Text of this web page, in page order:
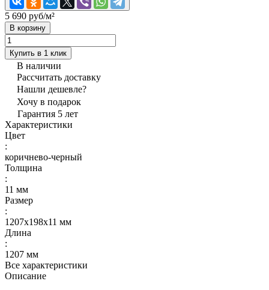
5 690 руб/м²
В корзину
Купить в 1 клик
В наличии
Рассчитать доставку
Нашли дешевле?
Хочу в подарок
Гарантия 5 лет
Характеристики
Цвет
:
коричнево-черный
Толщина
:
11 мм
Размер
:
1207x198x11 мм
Длина
:
1207 мм
Все характеристики
Описание